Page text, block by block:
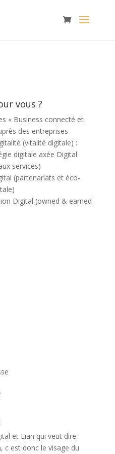
vous ?
« Business connecté et
des entreprises
(vitalité digitale) :
digitale axée Digital
services)
(partenariats et éco-
Digital (owned & earned
et Lian qui veut dire
c est donc le visage du